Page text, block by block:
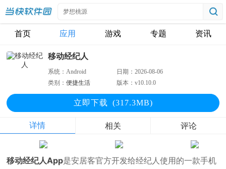
首页 应用 游戏 专题 资讯
移动经纪人
系统：Android 日期：2026-08-06
类别：便捷生活 版本：v10.10.0
立即下载 (317.3MB)
详情 相关 评论
移动经纪人App是安居客官方开发给经纪人使用的一款手机